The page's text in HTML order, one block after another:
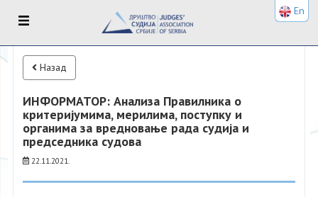
Назад
ИНФОРМАТОР: Aнализа Правилника о
критеријумима, мерилима, поступку и
органима за вредновање рада судија и
председника судова
22.11.2021.
En